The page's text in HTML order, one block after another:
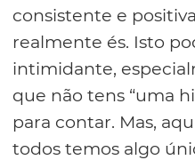
consistente e
realmente és. Isto
intimidante,
que não tens “uma
para contar. Mas,
todos temos algo